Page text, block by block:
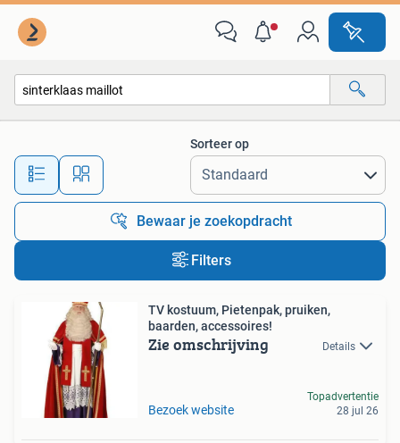
Alle afstanden…
Sorteer op
Bewaar je zoekopdracht
Filters
TV kostuum, Pietenpak, pruiken,
baarden, accessoires!
Zie omschrijving Details
Bezoek website
Topadvertentie
28 jul 26